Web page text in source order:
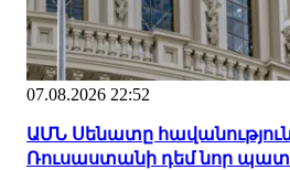
07.08.2026 22:52
ԱՄՆ Սենատը հավանություն
Ռուսաստանի դեմ նոր